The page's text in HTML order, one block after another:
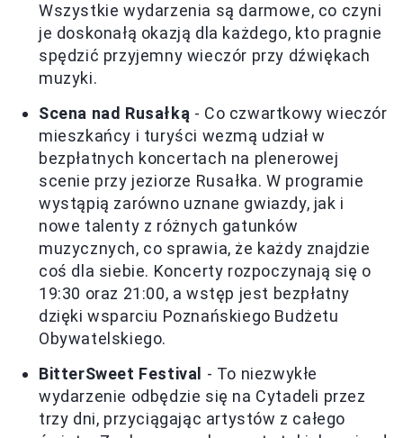
Wszystkie wydarzenia są darmowe, co czyni
je doskonałą okazją dla każdego, kto pragnie
spędzić przyjemny wieczór przy dźwiękach
muzyki.
Scena nad Rusałką - Co czwartkowy wieczór
mieszkańcy i turyści wezmą udział w
bezpłatnych koncertach na plenerowej
scenie przy jeziorze Rusałka. W programie
wystąpią zarówno uznane gwiazdy, jak i
nowe talenty z różnych gatunków
muzycznych, co sprawia, że każdy znajdzie
coś dla siebie. Koncerty rozpoczynają się o
19:30 oraz 21:00, a wstęp jest bezpłatny
dzięki wsparciu Poznańskiego Budżetu
Obywatelskiego.
BitterSweet Festival - To niezwykłe
wydarzenie odbędzie się na Cytadeli przez
trzy dni, przyciągając artystów z całego